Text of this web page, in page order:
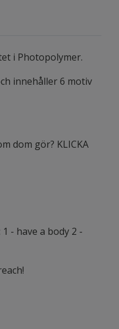
i Photopolymer.
innehåller 6 motiv
dom gör? KLICKA
- have a body 2 -